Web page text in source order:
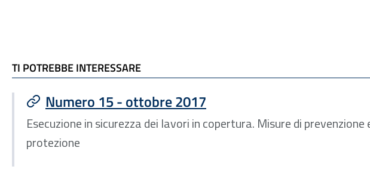
TI POTREBBE INTERESSARE
TI POTREBBE INTERESSARE
Numero 15 - ottobre 2017
Esecuzione in sicurezza dei lavori in copertura. Misure di prevenzione
protezione